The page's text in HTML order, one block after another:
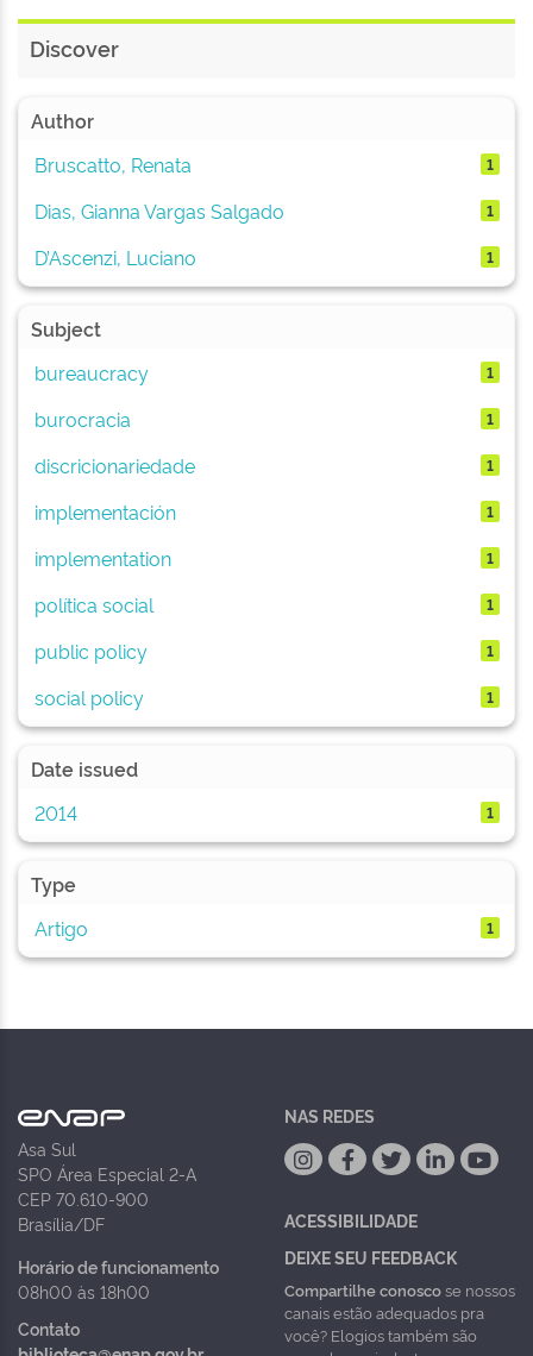
Discover
Author
Bruscatto, Renata
1
Dias, Gianna Vargas Salgado 1
D’Ascenzi, Luciano 1
Subject
bureaucracy
1
burocracia 1
discricionariedade 1
implementación 1
implementation 1
política social 1
public policy 1
social policy 1
Date issued
2014
1
Type
Artigo
1
Asa Sul
SPO Área Especial 2-A
CEP 70.610-900
Brasília/DF
Horário de funcionamento
08h00 às 18h00
Contato
NAS REDES
ACESSIBILIDADE
DEIXE SEU FEEDBACK
Compartilhe conoscose nossos
canais estão adequados pra
você? Elogios também são